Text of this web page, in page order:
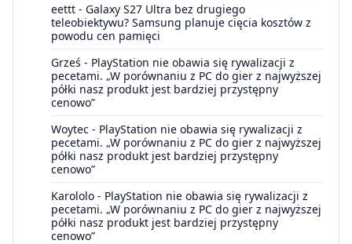
eettt - Galaxy S27 Ultra bez drugiego
teleobiektywu? Samsung planuje cięcia kosztów z
powodu cen pamięci
Grześ - PlayStation nie obawia się rywalizacji z
pecetami. „W porównaniu z PC do gier z najwyższej
półki nasz produkt jest bardziej przystępny
cenowo”
Woytec - PlayStation nie obawia się rywalizacji z
pecetami. „W porównaniu z PC do gier z najwyższej
półki nasz produkt jest bardziej przystępny
cenowo”
Karololo - PlayStation nie obawia się rywalizacji z
pecetami. „W porównaniu z PC do gier z najwyższej
półki nasz produkt jest bardziej przystępny
cenowo”